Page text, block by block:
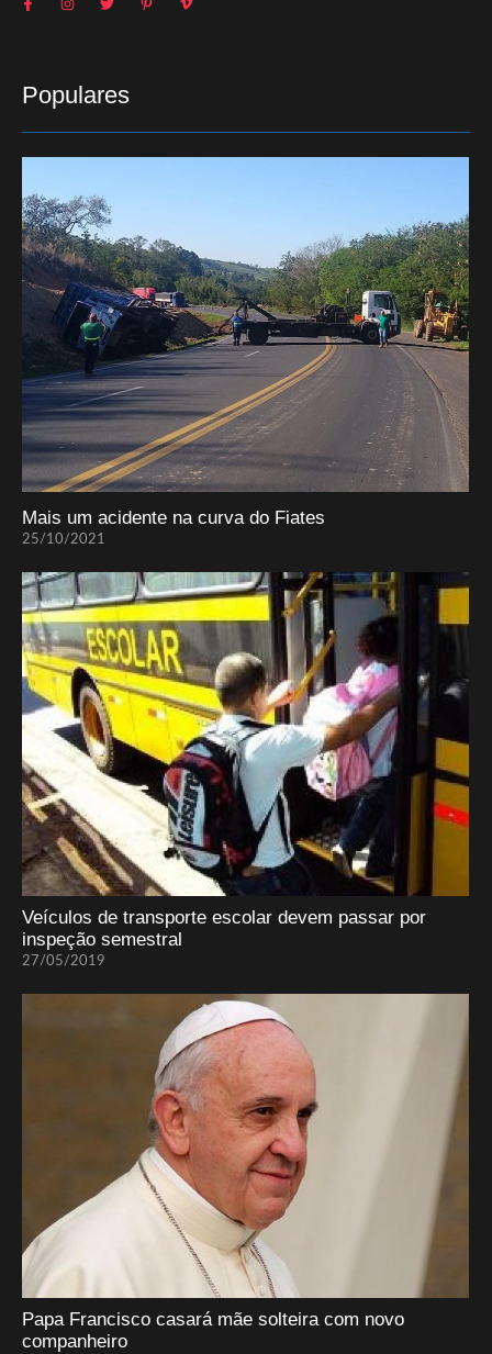
Populares
Mais um acidente na curva do Fiates
25/10/2021
Veículos de transporte escolar devem passar por
inspeção semestral
27/05/2019
Papa Francisco casará mãe solteira com novo
companheiro